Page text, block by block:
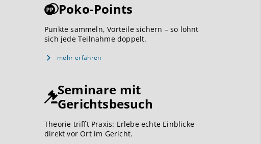
Poko-Points
Punkte sammeln, Vorteile sichern – so lohnt
sich jede Teilnahme doppelt.
mehr erfahren
Seminare mit
Gerichtsbesuch
Theorie trifft Praxis: Erlebe echte Einblicke
direkt vor Ort im Gericht.